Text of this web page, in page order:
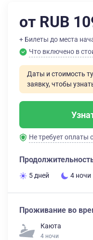
от RUB
+ Билеты до места
Что включено в
Даты и стоимость
заявку, чтобы
Не требует оплаты
5 дней 4 ночи
Проживание во
Каюта
4 ночи